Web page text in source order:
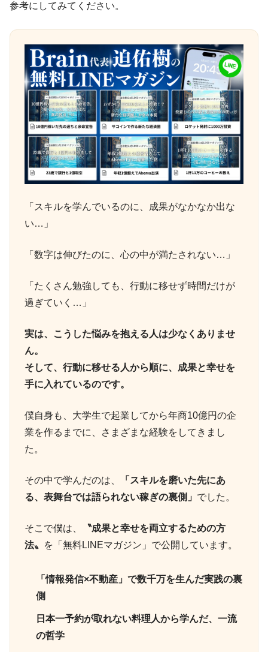
参考にしてみてください。
「スキルを学んでいるのに、成果がなかなか出な
い…」
「数字は伸びたのに、心の中が満たされない…」
「たくさん勉強しても、行動に移せず時間だけが
過ぎていく…」
実は、こうした悩みを抱える人は少なくありませ
ん。
そして、行動に移せる人から順に、成果と幸せを
手に入れているのです。
僕自身も、大学生で起業してから年商10億円の企
業を作るまでに、さまざまな経験をしてきまし
た。
その中で学んだのは、
「スキルを磨いた先にあ
る、表舞台では語られない稼ぎの裏側」 でした。
そこで僕は、
〝成果と幸せを両立するための方
法〟
を「無料LINEマガジン」で公開しています。
「情報発信×不動産」で数千万を生んだ実践の裏
側
日本一予約が取れない料理人から学んだ、一流
の哲学